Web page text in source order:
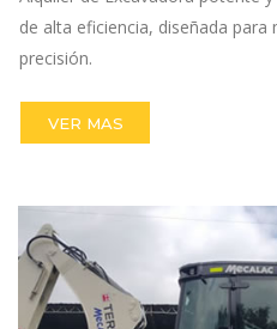
de alta eficiencia, diseñada
precisión.
VER MAS